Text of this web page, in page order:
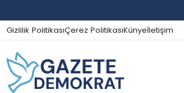
Gizlilik PolitikasıÇerez PolitikasıKünyeİletişim